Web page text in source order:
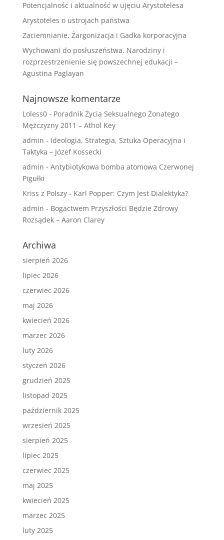
Potencjalność i aktualność w ujęciu Arystotelesa
Arystoteles o ustrojach państwa
Zaciemnianie, Żargonizacja i Gadka korporacyjna
Wychowani do posłuszeństwa. Narodziny i
rozprzestrzenienie się powszechnej edukacji –
Agustina Paglayan
Najnowsze komentarze
Loless0- Poradnik Życia Seksualnego Żonatego
Mężczyzny 2011 – Athol Key
admin - Ideologia, Strategia, Sztuka Operacyjna i
Taktyka – Józef Kossecki
admin - Antybiotykowa bomba atomowa Czerwonej
Pigułki
Kriss z Polszy- Karl Popper: Czym Jest Dialektyka?
admin - Bogactwem Przyszłości Będzie Zdrowy
Rozsądek – Aaron Clarey
Archiwa
sierpień 2026
lipiec 2026
czerwiec 2026
maj 2026
kwiecień 2026
marzec 2026
luty 2026
styczeń 2026
grudzień 2025
listopad 2025
październik 2025
wrzesień 2025
sierpień 2025
lipiec 2025
czerwiec 2025
maj 2025
kwiecień 2025
marzec 2025
luty 2025